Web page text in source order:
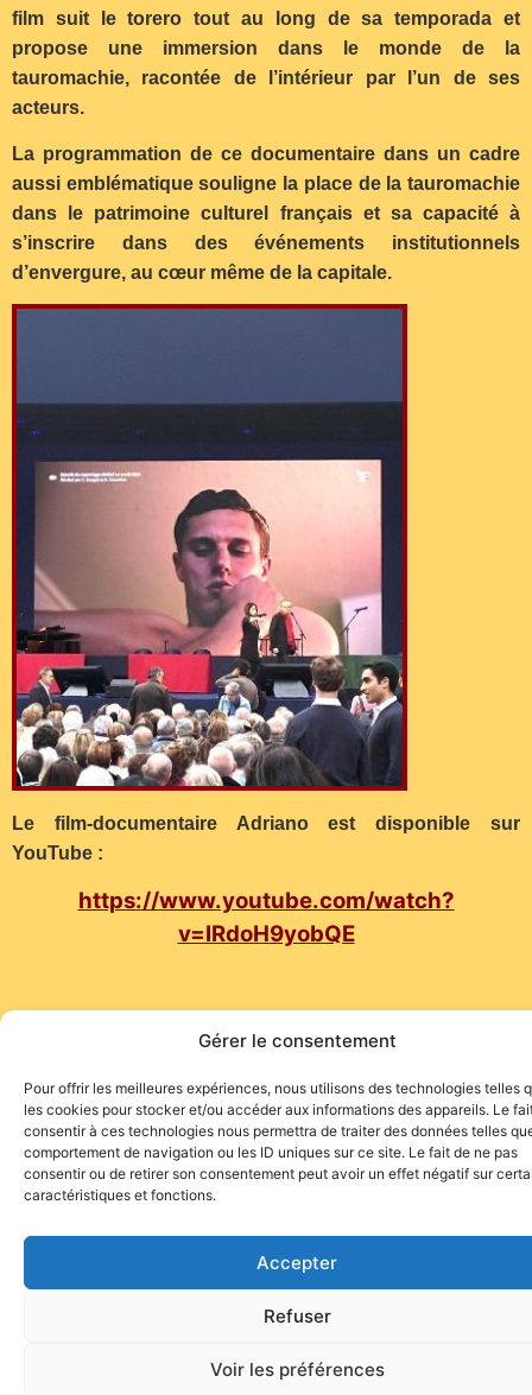
Gérer le consentement
Pour offrir les meilleures expériences, nous utilisons des technologies telles
les cookies pour stocker et/ou accéder aux informations des appareils. Le
consentir à ces technologies nous permettra de traiter des données telles
comportement de navigation ou les ID uniques sur ce site. Le fait de ne pas
consentir ou de retirer son consentement peut avoir un effet négatif sur
caractéristiques et fonctions.
Accepter
Refuser
Voir les préférences
film suit le torero tout au long de sa temporada et
propose une immersion dans le monde de la
tauromachie, racontée de l’intérieur par l’un de ses
acteurs.
La programmation de ce documentaire dans un cadre
aussi emblématique souligne la place de la tauromachie
dans le patrimoine culturel français et sa capacité à
s’inscrire dans des événements institutionnels
d’envergure, au cœur même de la capitale.
Le film-documentaire Adriano est disponible sur
YouTube :
https://www.youtube.com/watch?
v=IRdoH9yobQE
Site de l'association TOROFIESTA